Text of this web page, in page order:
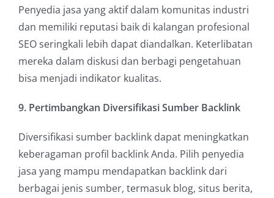
Penyedia jasa yang aktif dalam komunitas industri
dan memiliki reputasi baik di kalangan profesional
SEO seringkali lebih dapat diandalkan. Keterlibatan
mereka dalam diskusi dan berbagi pengetahuan
bisa menjadi indikator kualitas.
9. Pertimbangkan Diversifikasi Sumber Backlink
Diversifikasi sumber backlink dapat meningkatkan
keberagaman profil backlink Anda. Pilih penyedia
jasa yang mampu mendapatkan backlink dari
berbagai jenis sumber, termasuk blog, situs berita,